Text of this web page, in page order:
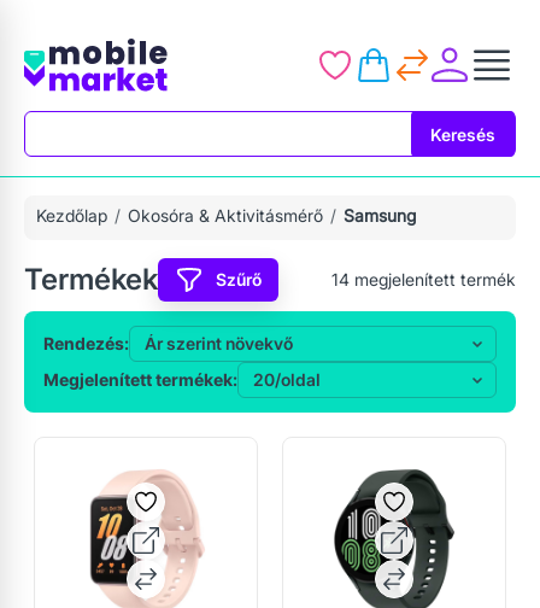
Keresés
Kezdőlap Okosóra & Aktivitásmérő Samsung
Termékek Szűrő 14 megjelenített termék
Rendezés:
Megjelenített termékek: